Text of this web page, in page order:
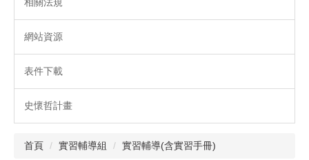
相關法規
網站資源
表件下載
史懷哲計畫
首頁 實習輔導組 實習輔導(含實習手冊)